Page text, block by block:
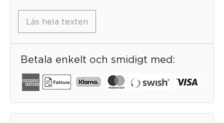
Läs hela texten
Betala enkelt och smidigt med: